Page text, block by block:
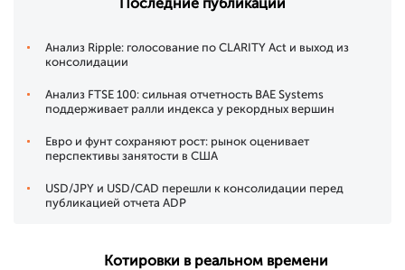
Анализ Ripple: голосование по CLARITY Act и выход из
консолидации
Анализ FTSE 100: сильная отчетность BAE Systems
поддерживает ралли индекса у рекордных вершин
Евро и фунт сохраняют рост: рынок оценивает
перспективы занятости в США
USD/JPY и USD/CAD перешли к консолидации перед
публикацией отчета ADP
Котировки в реальном времени